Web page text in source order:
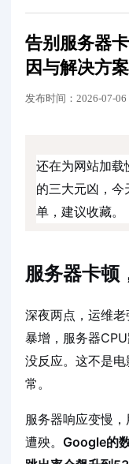
告别服务器
因与解决方案
发布时间：2026-07-
还在为网站加载
的三大元凶，今
单，建议收藏。
服务器卡顿
深夜两点，运维
暴增，服务器
没反应。这不是
常。
服务器响应变慢
遭殃。 Google的